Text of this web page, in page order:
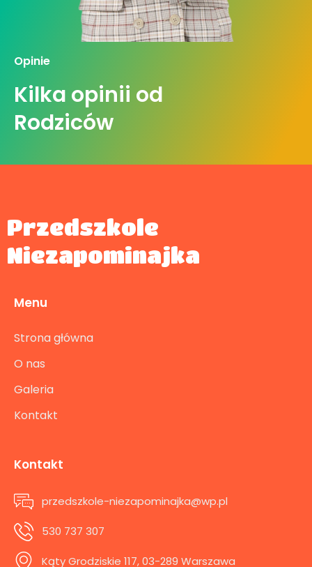
Opinie
Kilka opinii od
Rodziców
Przedszkole
Niezapominajka
Menu
Strona główna
O nas
Galeria
Kontakt
Kontakt
przedszkole-niezapominajka@wp.pl
530 737 307
Kąty Grodziskie 117, 03-289 Warszawa